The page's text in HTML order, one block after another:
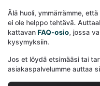
Älä huoli, ymmärrämme,
ei ole helppo tehtävä.
kattavan FAQ-osio, jossa
kysymyksiin.
Jos et löydä etsimääsi tai
asiakaspalvelumme auttaa